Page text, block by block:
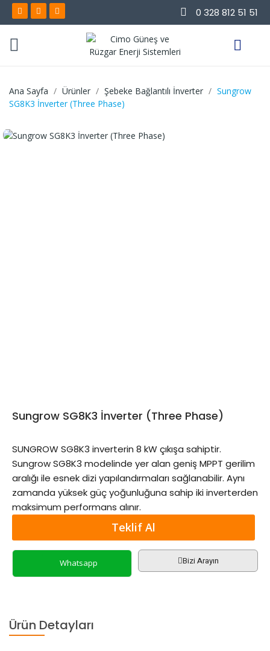
0 328 812 51 51
Ana Sayfa Ürünler Şebeke Bağlantılı İnverter
Sungrow
SG8K3 İnverter (Three Phase)
Sungrow SG8K3 İnverter (Three Phase)
SUNGROW SG8K3 inverterin 8 kW çıkışa sahiptir.
Sungrow SG8K3 modelinde yer alan geniş MPPT gerilim
aralığı ile esnek dizi yapılandırmaları sağlanabilir. Aynı
zamanda yüksek güç yoğunluğuna sahip iki inverterden
maksimum performans alınır.
Teklif Al
Whatsapp Bizi Arayın
Ürün Detayları